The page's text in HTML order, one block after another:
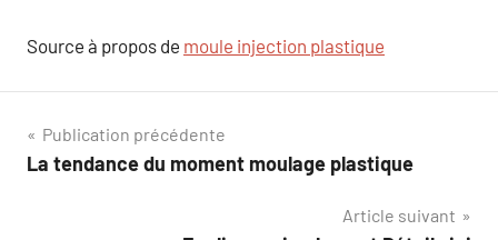
Source à propos de moule injection plastique
Navigation
de
Publication précédente
La tendance du moment moulage plastique
Article suivant